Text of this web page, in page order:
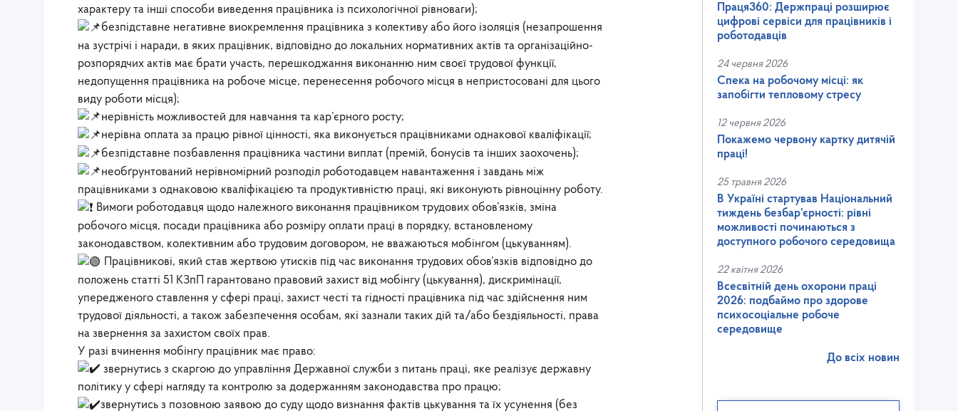
характеру та інші способи виведення працівника із психологічної рівноваги);
безпідставне негативне виокремлення працівника з колективу або його ізоляція (незапрошення
на зустрічі і наради, в яких працівник, відповідно до локальних нормативних актів та організаційно-
розпорядчих актів має брати участь, перешкоджання виконанню ним своєї трудової функції,
недопущення працівника на робоче місце, перенесення робочого місця в непристосовані для цього
виду роботи місця);
нерівність можливостей для навчання та кар’єрного росту;
нерівна оплата за працю рівної цінності, яка виконується працівниками однакової кваліфікації;
безпідставне позбавлення працівника частини виплат (премій, бонусів та інших заохочень);
необґрунтований нерівномірний розподіл роботодавцем навантаження і завдань між
працівниками з однаковою кваліфікацією та продуктивністю праці, які виконують рівноцінну роботу.
Вимоги роботодавця щодо належного виконання працівником трудових обов’язків, зміна
робочого місця, посади працівника або розміру оплати праці в порядку, встановленому
законодавством, колективним або трудовим договором, не вважаються мобінгом (цькуванням).
Працівникові, який став жертвою утисків під час виконання трудових обов’язків відповідно до
положень статті 51 КЗпП гарантовано правовий захист від мобінгу (цькування), дискримінації,
упередженого ставлення у сфері праці, захист честі та гідності працівника під час здійснення ним
трудової діяльності, а також забезпечення особам, які зазнали таких дій та/або бездіяльності, права
на звернення за захистом своїх прав.
У разі вчинення мобінгу працівник має право:
звернутись з скаргою до управління Державної служби з питань праці, яке реалізує державну
політику у сфері нагляду та контролю за додержанням законодавства про працю;
звернутись з позовною заявою до суду щодо визнання фактів цькування та їх усунення (без
Праця360: Держпраці розширює
цифрові сервіси для працівників і
роботодавців
24 червня 2026
Спека на робочому місці: як
запобігти тепловому стресу
12 червня 2026
Покажемо червону картку дитячій
праці!
25 травня 2026
В Україні стартував Національний
тиждень безбар’єрності: рівні
можливості починаються з
доступного робочого середовища
22 квітня 2026
Всесвітній день охорони праці
2026: подбаймо про здорове
психосоціальне робоче
середовище
До всіх новин